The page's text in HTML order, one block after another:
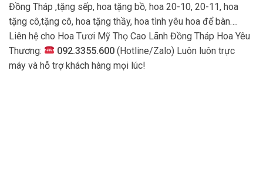
Đồng Tháp ,tặng sếp, hoa tặng bồ, hoa 20-10, 20-11, hoa
tặng cô,tặng cô, hoa tặng thầy, hoa tình yêu hoa để bàn….
Liên hệ cho Hoa Tươi Mỹ Thọ Cao Lãnh Đồng Tháp Hoa Yêu
Thương:
092.3355.600 (Hotline/Zalo) Luôn luôn trực
máy và hỗ trợ khách hàng mọi lúc!